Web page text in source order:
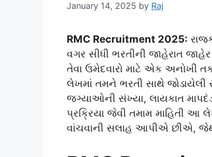
January 14, 2025 by Raj
RMC Recruitment 2025:
વગર સીધી ભરતીની જાહેરાત
તેવા ઉમેદવારો માટે એક અનોખી
લેખમાં તમને ભરતી સાથે જોડાયેલી
જગ્યાઓની સંખ્યા, લાયકાત
પ્રક્રિયા જેવી તમામ માહિતી
વાંચવાની સલાહ આપીએ છીએ,